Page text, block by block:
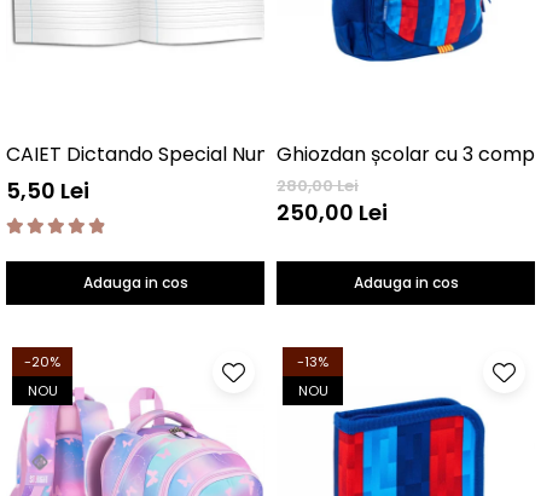
CAIET Dictando Special NumLit CD
5,50 Lei
Adauga in cos
280,00 Lei
250,00 Lei
Adauga in cos
-20%
NOU
-13%
NOU